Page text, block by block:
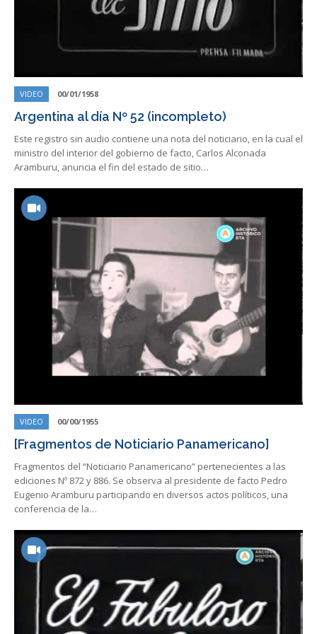
VIDEO 00/01/1958
Argentina al día Nº 52 (incompleto)
Este registro sin audio contiene una nota del noticiario, en la cual el
ministro del interior del gobierno de facto, Carlos Alconada
Aramburu, anuncia el fin del estado de sitio…
VIDEO 00/00/1955
[Fragmentos de Noticiario Panamericano]
Fragmentos del “Noticiario Panamericano” pertenecientes a las
ediciones Nº 872 y 886. Se observa al presidente de facto Pedro
Eugenio Aramburu participando en diversos actos políticos, una
conferencia de la…